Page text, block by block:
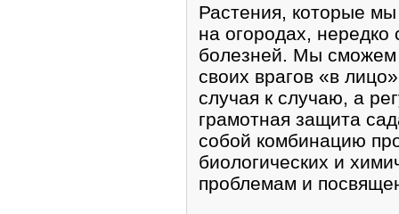
Растения, которые
на огородах, нередко
болезней. Мы сможем
своих врагов «в
случая к случаю, а
грамотная защита
собой комбинацию
биологических и
проблемам и